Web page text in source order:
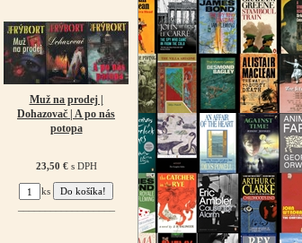
Muž na prodej |
Dohazovač | A po nás
potopa
23,50 €s DPH
ks